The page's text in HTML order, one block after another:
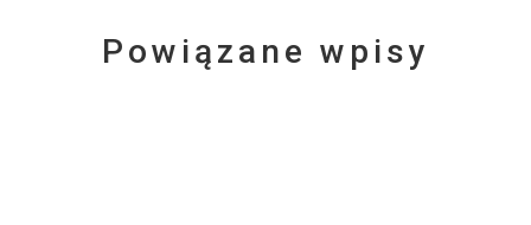
Powiązane wpisy